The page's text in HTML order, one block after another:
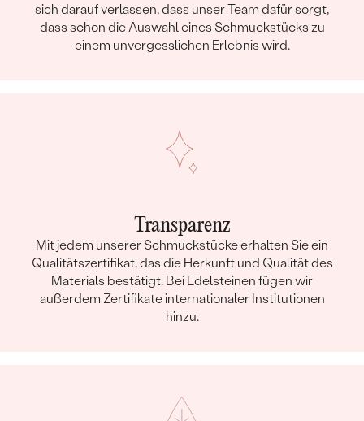
sich darauf verlassen, dass unser Team dafür sorgt,
dass schon die Auswahl eines Schmuckstücks zu
einem unvergesslichen Erlebnis wird.
Transparenz
Mit jedem unserer Schmuckstücke erhalten Sie ein
Qualitätszertifikat, das die Herkunft und Qualität des
Materials bestätigt. Bei Edelsteinen fügen wir
außerdem Zertifikate internationaler Institutionen
hinzu.